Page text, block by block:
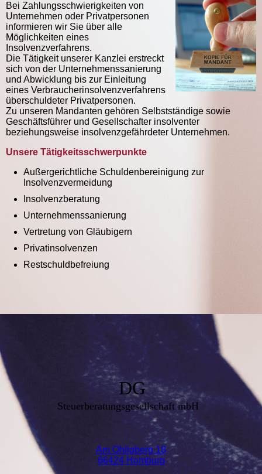
Bei Zahlungsschwierigkeiten von
Unternehmen oder Privatpersonen
informieren wir Sie über alle
Möglichkeiten eines
Insolvenzverfahrens.
Die Tätigkeit unserer Kanzlei erstreckt
sich von der Unternehmenssanierung
und Abwicklung bis zur Einleitung
eines Verbraucherinsolvenzverfahrens
überschuldeter Privatpersonen.
Zu unseren Mandanten gehören Selbstständige sowie
Geschäftsführer und Gesellschafter insolventer
beziehungsweise insolvenzgefährdeter Unternehmen.
Unsere Tätigkeitsschwerpunkte
Außergerichtliche Schuldenbereinigung zur
Insolvenzvermeidung
Insolvenzberatung
Unternehmenssanierung
Vertretung von Gläubigern
Privatinsolvenzen
Restschuldbefreiung
DG
Steuerberatungsgesellschaft mbH
Am Ohligberg 18
66424 Homburg